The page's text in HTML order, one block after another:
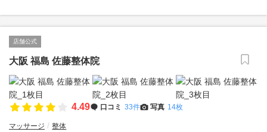
店舗公式
大阪 福島 佐藤整体院
4.49 口コミ 33件 写真 14枚
マッサージ 整体